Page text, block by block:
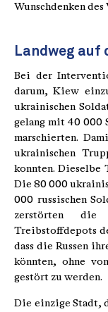
Wunsch­denken
Landweg auf
Bei der
darum, Kiew
ukrainischen
gelang mit 40 000
marschierten.
ukrainischen
konnten. Dieselbe
Die 80 000
000 russischen
zerstörten die
Treibstoffdepots
dass die Russen
könnten, ohne
gestört zu werden.
Die einzige Stadt,